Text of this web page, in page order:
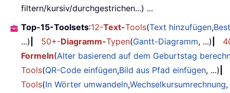
filtern/kursiv/durchgestrichen...) ...
Top-15-Toolsets:12-Text-Tools(Text hinzufügen,
...)
50+-Diagramm-Typen(Gantt-Diagramm, ...)
Formeln(Alter basierend auf dem Geburtstag
Tools(QR-Code einfügen,Bild aus Pfad einfügen, ...)
Tools(In Wörter umwandeln,Wechselkursumrechnung